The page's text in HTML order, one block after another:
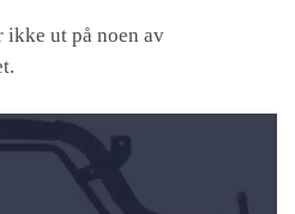
ut på noen av